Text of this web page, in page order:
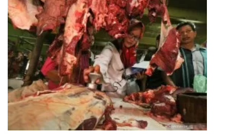
Satgas pangan Polda Jambi sidak harga daging